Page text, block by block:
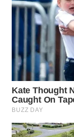
CIANJUR
KEPULAUAN
SERIBU
WN
TANGERANG
WN
BINJAI